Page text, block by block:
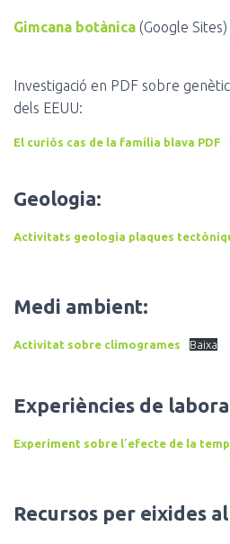
Gimcana botànica (Google Sites)
Investigació en PDF sobre
dels EEUU:
El curiós cas de la família blava PDF
Geologia:
Activitats geologia plaques
Medi ambient:
Activitat sobre climogrames Baixa
Experiències de
Experiment sobre l´efecte de la
Recursos per eixides